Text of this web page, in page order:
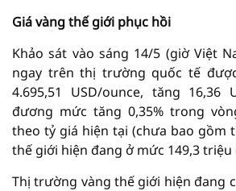
Giá vàng thế giới phục hồi
Khảo sát vào sáng 14/5 (giờ Việt
ngay trên thị trường quốc tế
4.695,51 USD/ounce, tăng 16,36
đương mức tăng 0,35% trong
theo tỷ giá hiện tại (chưa bao gồm
thế giới hiện đang ở mức 149,3
Thị trường vàng thế giới hiện đang